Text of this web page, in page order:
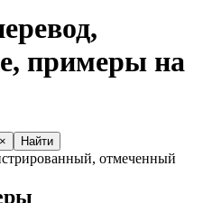
примеры на
× Найти
отмеченный